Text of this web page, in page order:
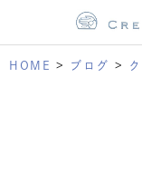
HOME > ブログ >